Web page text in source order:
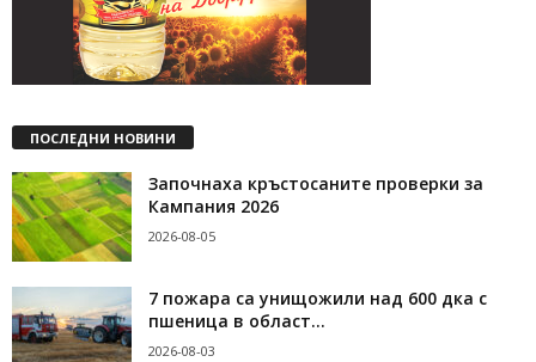
ПОСЛЕДНИ НОВИНИ
Започнаха кръстосаните проверки за
Кампания 2026
2026-08-05
7 пожара са унищожили над 600 дка с
пшеница в област...
2026-08-03